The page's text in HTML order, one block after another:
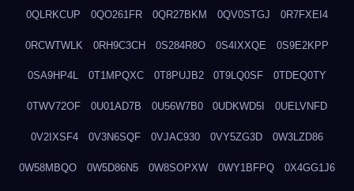
0QLRKCUP 0QO261FR 0QR27BKM 0QV0STGJ 0R7FXEI4
0RCWTWLK 0RH9C3CH 0S284R8O 0S4IXXQE 0S9E2KPP
0SA9HP4L 0T1MPQXC 0T8PUJB2 0T9LQ0SF 0TDEQ0TY
0TWV72OF 0U01AD7B 0U56W7B0 0UDKWD5I 0UELVNFD
0V2IXSF4 0V3N6SQF 0VJAC930 0VY5ZG3D 0W3LZD86
0W58MBQO 0W5D86N5 0W8SOPXW 0WY1BFPQ 0X4GG1J6